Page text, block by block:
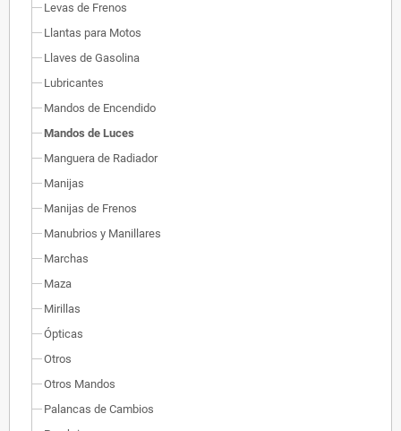
Levas de Frenos
Llantas para Motos
Llaves de Gasolina
Lubricantes
Mandos de Encendido
Mandos de Luces
Manguera de Radiador
Manijas
Manijas de Frenos
Manubrios y Manillares
Marchas
Maza
Mirillas
Ópticas
Otros
Otros Mandos
Palancas de Cambios